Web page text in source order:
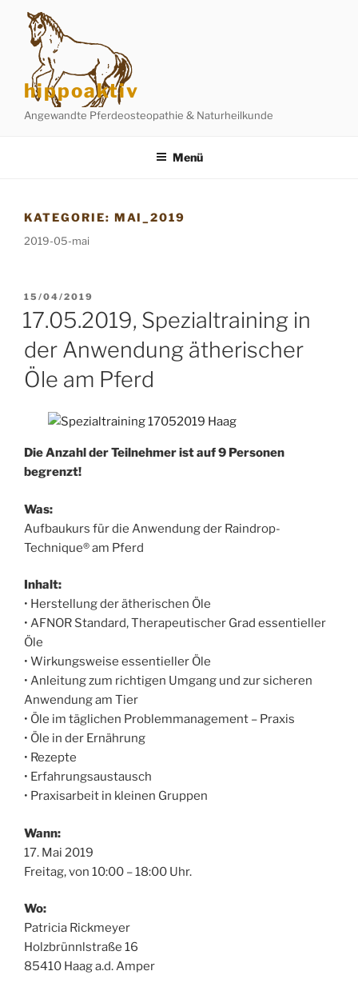
Inhalt
springen
hippoaktiv
Angewandte Pferdeosteopathie & Naturheilkunde
Menü
KATEGORIE: MAI_2019
2019-05-mai
VERÖFFENTLICHT
AM
15/04/2019
17.05.2019, Spezialtraining in
der Anwendung ätherischer
Öle am Pferd
Die Anzahl der Teilnehmer ist auf 9 Personen
begrenzt!
Was:
Aufbaukurs für die Anwendung der Raindrop-
Technique® am Pferd
Inhalt:
• Herstellung der ätherischen Öle
• AFNOR Standard, Therapeutischer Grad essentieller
Öle
• Wirkungsweise essentieller Öle
• Anleitung zum richtigen Umgang und zur sicheren
Anwendung am Tier
• Öle im täglichen Problemmanagement – Praxis
• Öle in der Ernährung
• Rezepte
• Erfahrungsaustausch
• Praxisarbeit in kleinen Gruppen
Wann:
17. Mai 2019
Freitag, von 10:00 – 18:00 Uhr.
Wo:
Patricia Rickmeyer
Holzbrünnlstraße 16
85410 Haag a.d. Amper